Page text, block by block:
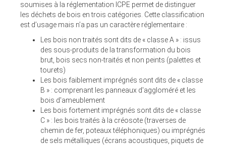
soumises à la réglementation ICPE permet de distinguer
les déchets de bois en trois catégories. Cette classification
est d’usage mais n’a pas un caractère réglementaire :
Les bois non traités sont dits de « classe A » : issus
des sous-produits de la transformation du bois
brut, bois secs non-traités et non peints (palettes et
tourets)
Les bois faiblement imprégnés sont dits de « classe
B » : comprenant les panneaux d'aggloméré et les
bois d'ameublement
Les bois fortement imprégnés sont dits de « classe
C » : les bois traités à la créosote (traverses de
chemin de fer, poteaux téléphoniques) ou imprégnés
de sels métalliques (écrans acoustiques, piquets de